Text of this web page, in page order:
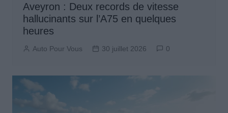
Aveyron : Deux records de vitesse
hallucinants sur l’A75 en quelques
heures
Auto Pour Vous 30 juillet 2026 0